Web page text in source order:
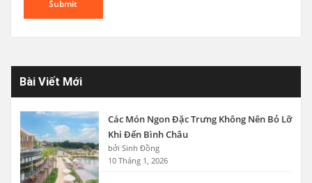
Bài Viết Mới
Các Món Ngon Đặc Trưng Không Nên Bỏ Lỡ
Khi Đến Bình Châu
bởi Sinh Đồng
10 Tháng 1, 2026